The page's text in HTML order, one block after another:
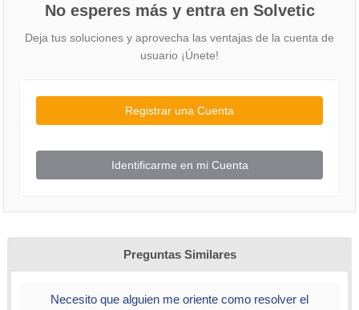
No esperes más y entra en Solvetic
Deja tus soluciones y aprovecha las ventajas de la cuenta de
usuario ¡Únete!
Registrar una Cuenta
Identificarme en mi Cuenta
Preguntas Similares
Necesito que alguien me oriente como resolver el